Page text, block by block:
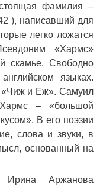
фамилия –
), написавший для
легко ложатся
«Хармс»
скамье. Свободно
языках.
«Чиж и Еж». Самуил
– «большой
В его поэзии
слова и звуки, в
основанный на
Аржанова